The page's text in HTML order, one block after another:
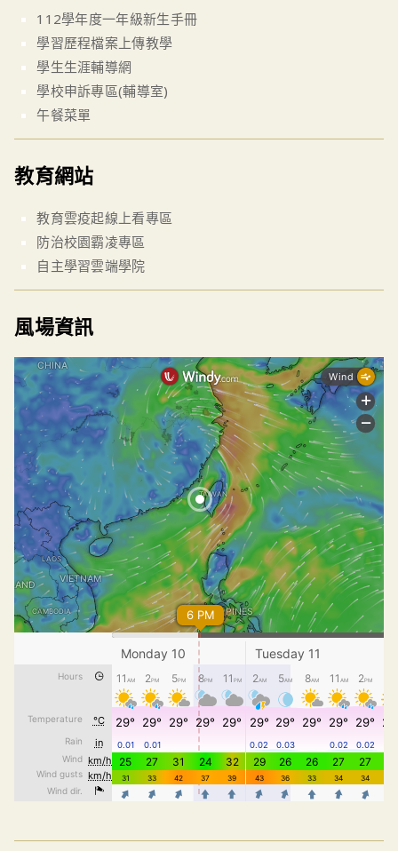
112學年度一年級新生手冊
學習歷程檔案上傳教學
學生生涯輔導網
學校申訴專區(輔導室)
午餐菜單
教育網站
教育雲疫起線上看專區
防治校園霸凌專區
自主學習雲端學院
風場資訊